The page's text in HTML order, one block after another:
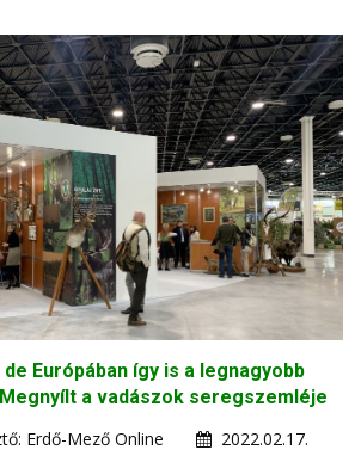
de Európában így is a legnagyobb
a vadászok seregszemléje
Erdő-Mező Online
2022.02.17.